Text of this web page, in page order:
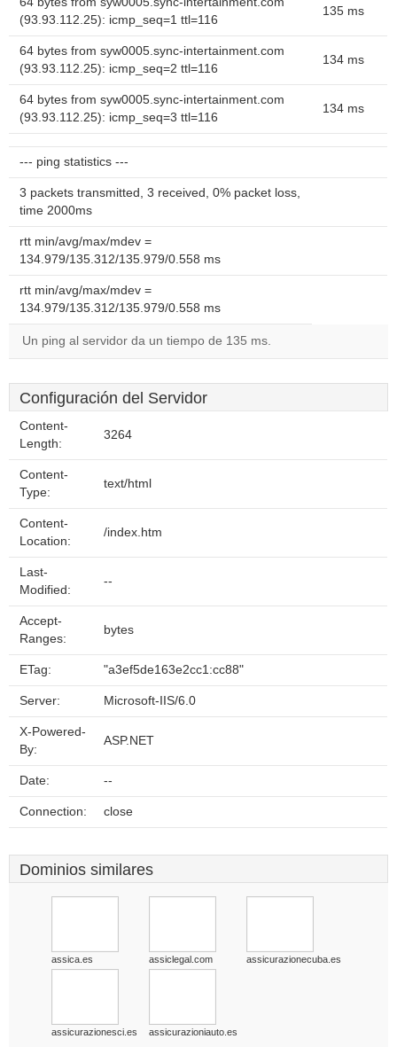
(93.93.112.25): icmp_seq=1 ttl=116
135 ms
64 bytes from syw0005.sync-intertainment.com
(93.93.112.25): icmp_seq=2 ttl=116
134 ms
64 bytes from syw0005.sync-intertainment.com
(93.93.112.25): icmp_seq=3 ttl=116
134 ms
--- ping statistics ---
3 packets transmitted, 3 received, 0% packet loss,
time 2000ms
rtt min/avg/max/mdev =
134.979/135.312/135.979/0.558 ms
rtt min/avg/max/mdev =
134.979/135.312/135.979/0.558 ms
Un ping al servidor da un tiempo de 135 ms.
Configuración del Servidor
Content-
Length:
3264
Content-
Type:
text/html
Content-
Location:
/index.htm
Last-
Modified:
--
Accept-
Ranges:
bytes
ETag: "a3ef5de163e2cc1:cc88"
Server: Microsoft-IIS/6.0
X-Powered-
By:
ASP.NET
Date: --
Connection: close
Dominios similares
assica.es assiclegal.com assicurazionecuba.es
assicurazionesci.es assicurazioniauto.es